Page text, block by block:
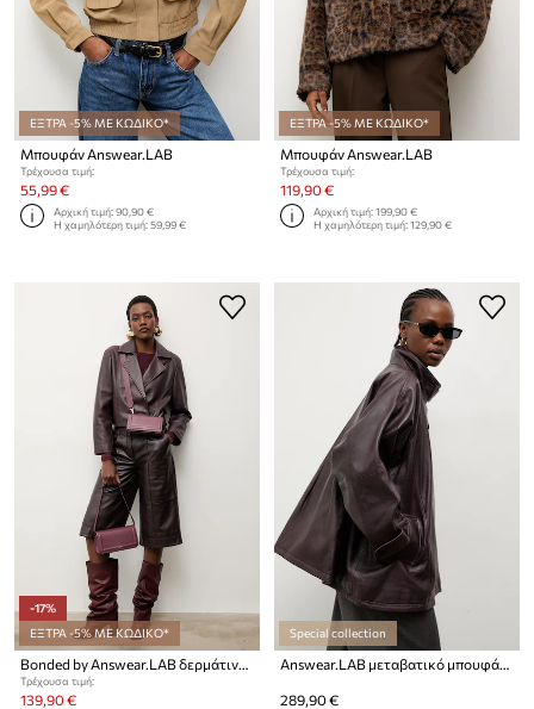
ΕΞΤΡΑ -5% ΜΕ ΚΩΔΙΚΟ*
Μπουφάν Answear.LAB
Τρέχουσα τιμή:
55,99 €
Αρχική τιμή:90,90 €
Η χαμηλότερη τιμή:59,99 €
ΕΞΤΡΑ -5% ΜΕ ΚΩΔΙΚΟ*
Μπουφάν Answear.LAB
Τρέχουσα τιμή:
119,90 €
Αρχική τιμή:199,90 €
Η χαμηλότερη τιμή:129,90 €
-17%
ΕΞΤΡΑ -5% ΜΕ ΚΩΔΙΚΟ*
Bonded by Answear.LAB δερμάτινο σακάκι
Τρέχουσα τιμή:
139,90 €
Special collection
Answear.LAB μεταβατικό μπουφάν γυναικείο δερμάτινο
289,90 €